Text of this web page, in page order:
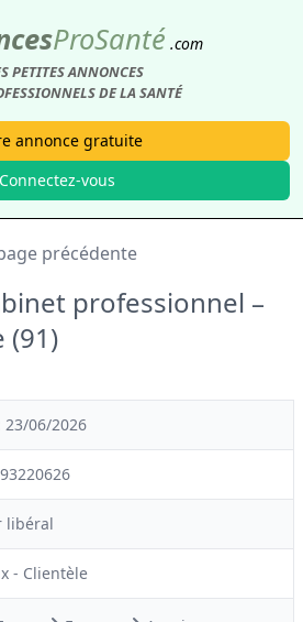
ProSanté .com
PETITES ANNONCES
DE LA SANTÉ
annonce gratuite
Connectez-vous
précédente
professionnel –
(91)
06/2026
libéral
- Clientèle